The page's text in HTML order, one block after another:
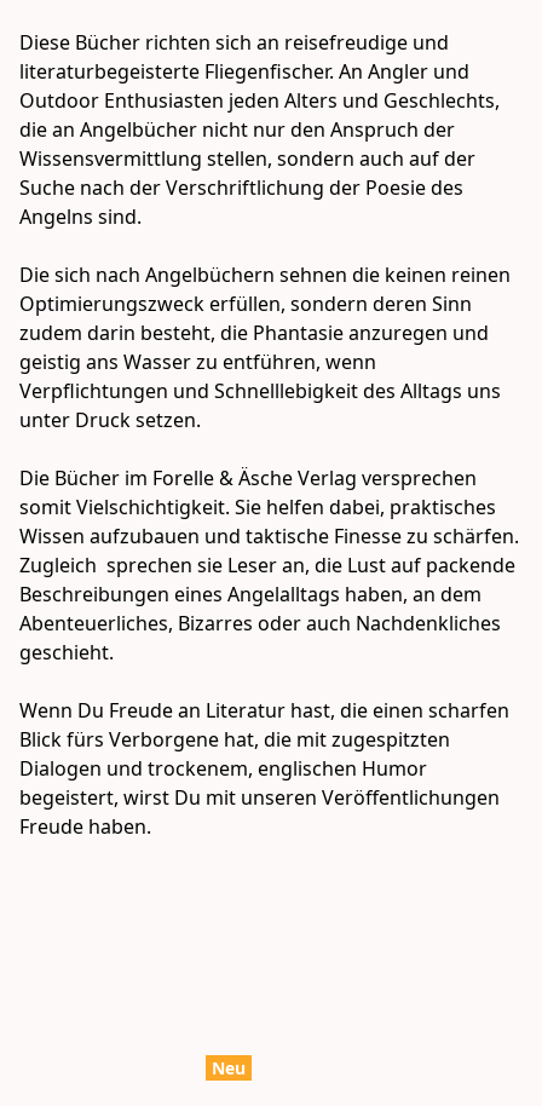
Diese Bücher richten sich an reisefreudige und
literaturbegeisterte Fliegenfischer. An Angler und
Outdoor Enthusiasten jeden Alters und Geschlechts,
die an Angelbücher nicht nur den Anspruch der
Wissensvermittlung stellen, sondern auch auf der
Suche nach der Verschriftlichung der Poesie des
Angelns sind.
Die sich nach Angelbüchern sehnen die keinen reinen
Optimierungszweck erfüllen, sondern deren Sinn
zudem darin besteht, die Phantasie anzuregen und
geistig ans Wasser zu entführen, wenn
Verpflichtungen und Schnelllebigkeit des Alltags uns
unter Druck setzen.
Die Bücher im Forelle & Äsche Verlag versprechen
somit Vielschichtigkeit. Sie helfen dabei, praktisches
Wissen aufzubauen und taktische Finesse zu schärfen.
Zugleich  sprechen sie Leser an, die Lust auf packende
Beschreibungen eines Angelalltags haben, an dem
Abenteuerliches, Bizarres oder auch Nachdenkliches
geschieht.
Wenn Du Freude an Literatur hast, die einen scharfen
Blick fürs Verborgene hat, die mit zugespitzten
Dialogen und trockenem, englischen Humor
begeistert, wirst Du mit unseren Veröffentlichungen
Freude haben.
Neu